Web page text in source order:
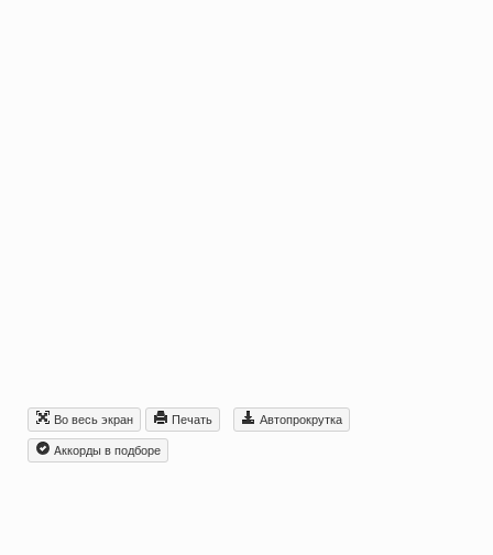
Во весь экран Печать
Автопрокрутка
Aккорды в подборе